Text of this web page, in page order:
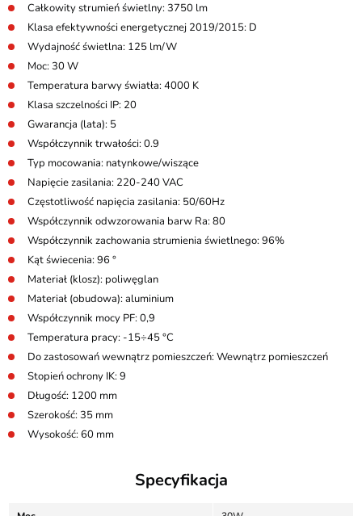
Całkowity strumień świetlny: 3750 lm
Klasa efektywności energetycznej 2019/2015: D
Wydajność świetlna: 125 lm/W
Moc: 30 W
Temperatura barwy światła: 4000 K
Klasa szczelności IP: 20
Gwarancja (lata): 5
Współczynnik trwałości: 0.9
Typ mocowania: natynkowe/wiszące
Napięcie zasilania: 220-240 VAC
Częstotliwość napięcia zasilania: 50/60Hz
Współczynnik odwzorowania barw Ra: 80
Współczynnik zachowania strumienia świetlnego: 96%
Kąt świecenia: 96 °
Materiał (klosz): poliwęglan
Materiał (obudowa): aluminium
Współczynnik mocy PF: 0,9
Temperatura pracy: -15÷45 °C
Do zastosowań wewnątrz pomieszczeń: Wewnątrz pomieszczeń
Stopień ochrony IK: 9
Długość: 1200 mm
Szerokość: 35 mm
Wysokość: 60 mm
Specyfikacja